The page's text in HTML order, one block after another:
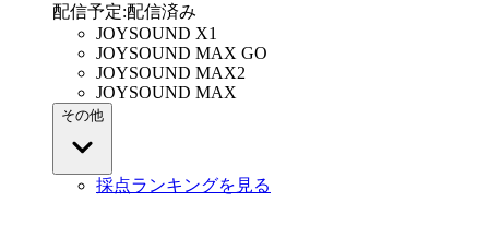
配信予定:配信済み
JOYSOUND X1
JOYSOUND MAX GO
JOYSOUND MAX2
JOYSOUND MAX
その他
採点ランキングを見る